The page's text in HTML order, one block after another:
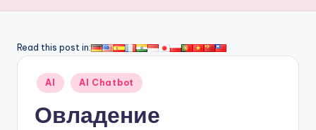
e
d
Read this post in:
Опубликовано
AI AI Chatbot
Овладение